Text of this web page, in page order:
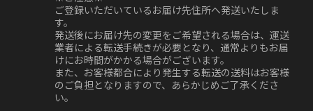
ご登録いただいているお届け先住所へ発送いたしま
す。
発送後にお届け先の変更をご希望される場合は、運送
業者による転送手続きが必要となり、通常よりもお届
けにお時間がかかる場合がございます。
また、お客様都合により発生する転送の送料はお客様
のご負担となりますので、あらかじめご了承くださ
い。